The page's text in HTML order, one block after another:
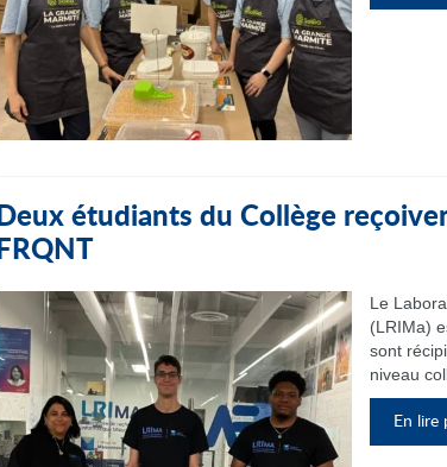
Deux étudiants du Collège
FRQNT
Le
(LRIMa)
sont
niveau
En lire